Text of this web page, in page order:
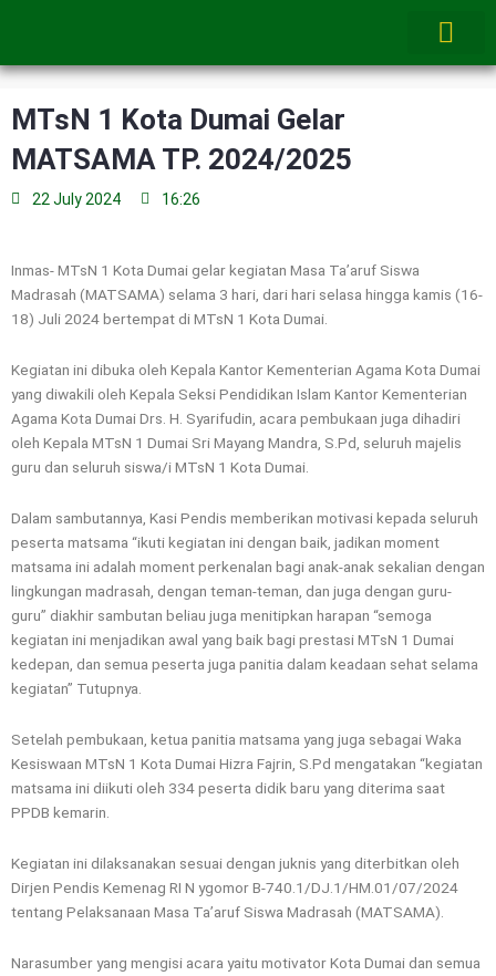
MTsN 1 Kota Dumai Gelar
MATSAMA TP. 2024/2025
22 July 2024 16:26
Inmas- MTsN 1 Kota Dumai gelar kegiatan Masa Ta’aruf Siswa
Madrasah (MATSAMA) selama 3 hari, dari hari selasa hingga kamis (16-
18) Juli 2024 bertempat di MTsN 1 Kota Dumai.
Kegiatan ini dibuka oleh Kepala Kantor Kementerian Agama Kota Dumai
yang diwakili oleh Kepala Seksi Pendidikan Islam Kantor Kementerian
Agama Kota Dumai Drs. H. Syarifudin, acara pembukaan juga dihadiri
oleh Kepala MTsN 1 Dumai Sri Mayang Mandra, S.Pd, seluruh majelis
guru dan seluruh siswa/i MTsN 1 Kota Dumai.
Dalam sambutannya, Kasi Pendis memberikan motivasi kepada seluruh
peserta matsama “ikuti kegiatan ini dengan baik, jadikan moment
matsama ini adalah moment perkenalan bagi anak-anak sekalian dengan
lingkungan madrasah, dengan teman-teman, dan juga dengan guru-
guru” diakhir sambutan beliau juga menitipkan harapan “semoga
kegiatan ini menjadikan awal yang baik bagi prestasi MTsN 1 Dumai
kedepan, dan semua peserta juga panitia dalam keadaan sehat selama
kegiatan” Tutupnya.
Setelah pembukaan, ketua panitia matsama yang juga sebagai Waka
Kesiswaan MTsN 1 Kota Dumai Hizra Fajrin, S.Pd mengatakan “kegiatan
matsama ini diikuti oleh 334 peserta didik baru yang diterima saat
PPDB kemarin.
Kegiatan ini dilaksanakan sesuai dengan juknis yang diterbitkan oleh
Dirjen Pendis Kemenag RI N ygomor B-740.1/DJ.1/HM.01/07/2024
tentang Pelaksanaan Masa Ta’aruf Siswa Madrasah (MATSAMA).
Narasumber yang mengisi acara yaitu motivator Kota Dumai dan semua